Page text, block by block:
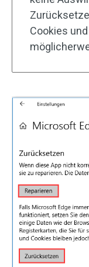
Cookies